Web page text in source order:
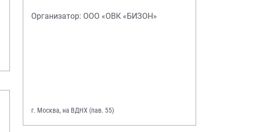
Организатор: ООО «ОВК «БИЗОН»
г. Москва, на ВДНХ (пав. 55)